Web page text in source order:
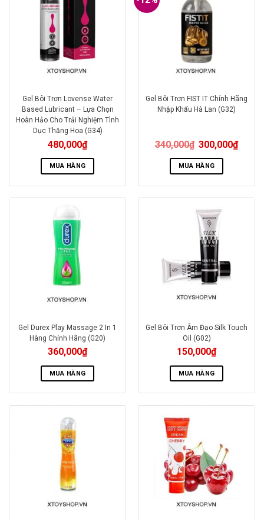
Gel Bôi Trơn Lovense Water
Based Lubricant – Lựa Chọn
Hoàn Hảo Cho Trải Nghiệm Tình
Dục Thăng Hoa (G34)
480,000₫
MUA HÀNG
Gel Bôi Trơn FIST IT Chính Hãng
Nhập Khẩu Hà Lan (G32)
340,000₫ 300,000₫
MUA HÀNG
Gel Durex Play Massage 2 In 1
Hàng Chính Hãng (G20)
360,000₫
MUA HÀNG
Gel Bôi Trơn Âm Đạo Silk Touch
Oil (G02)
150,000₫
MUA HÀNG